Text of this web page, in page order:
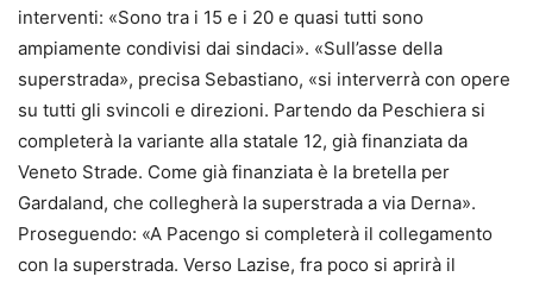
interventi: «Sono tra i 15 e i 20 e quasi tutti sono
ampiamente condivisi dai sindaci». «Sull’asse della
superstrada», precisa Sebastiano, «si interverrà con opere
su tutti gli svincoli e direzioni. Partendo da Peschiera si
completerà la variante alla statale 12, già finanziata da
Veneto Strade. Come già finanziata è la bretella per
Gardaland, che collegherà la superstrada a via Derna».
Proseguendo: «A Pacengo si completerà il collegamento
con la superstrada. Verso Lazise, fra poco si aprirà il